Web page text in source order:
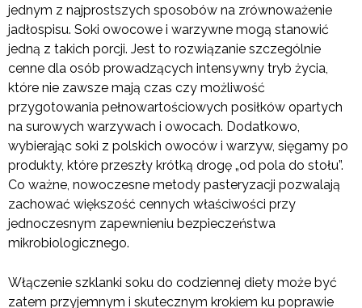
jednym z najprostszych sposobów na zrównoważenie
jadłospisu. Soki owocowe i warzywne mogą stanowić
jedną z takich porcji. Jest to rozwiązanie szczególnie
cenne dla osób prowadzących intensywny tryb życia,
które nie zawsze mają czas czy możliwość
przygotowania pełnowartościowych posiłków opartych
na surowych warzywach i owocach. Dodatkowo,
wybierając soki z polskich owoców i warzyw, sięgamy po
produkty, które przeszły krótką drogę „od pola do stołu”.
Co ważne, nowoczesne metody pasteryzacji pozwalają
zachować większość cennych właściwości przy
jednoczesnym zapewnieniu bezpieczeństwa
mikrobiologicznego.
Włączenie szklanki soku do codziennej diety może być
zatem przyjemnym i skutecznym krokiem ku poprawie